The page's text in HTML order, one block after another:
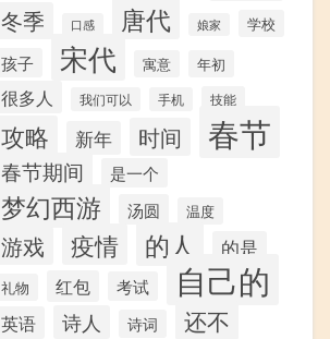
冬季 口感 唐代 娘家 学校
孩子 宋代 寓意 年初
很多人 我们可以 手机 技能
攻略 新年 时间 春节
春节期间 是一个
梦幻西游 汤圆 温度
游戏 疫情 的人 的是
礼物 红包 考试 自己的
英语 诗人 诗词 还不